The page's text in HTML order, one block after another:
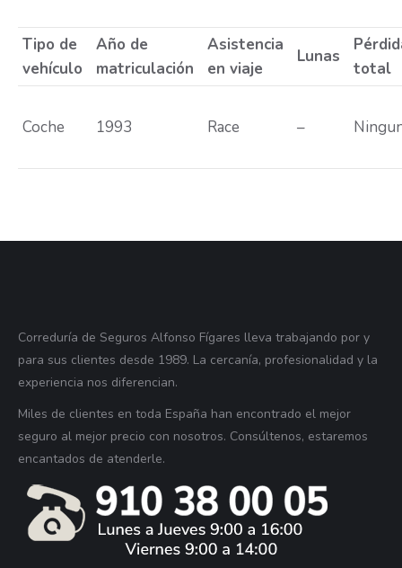
Tipo de
vehículo
Año de
matriculación
Asistencia
en viaje
Lunas
total
Coche 1993 Race –
Correduría de Seguros Alfonso Fígares lleva trabajando por y
para sus clientes desde 1989. La cercanía, profesionalidad y la
experiencia nos diferencian.
Miles de clientes en toda España han encontrado el mejor
seguro al mejor precio con nosotros. Consúltenos, estaremos
encantados de atenderle.